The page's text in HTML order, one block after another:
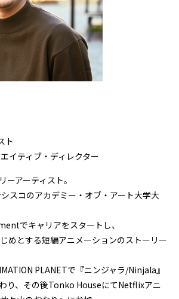
ト
イティブ・ディレクター
ーアーティスト。
スコのアカデミー・オブ・アート大学大
でキャリアをスタートし、
めとする短編アニメーションのストーリー
PLANETで『ニンジャラ/Ninjala』
り、その後Tonko HouseにてNetflixアニ